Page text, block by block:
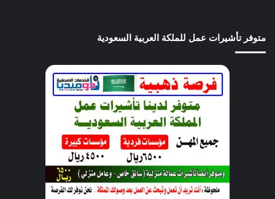
متوفر تأشيرات عمل للملكة العربية السعودية